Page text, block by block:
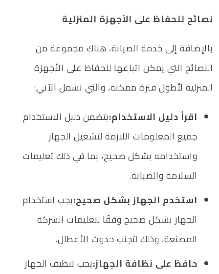
نصائح للحفاظ على الأجهزة المنزلية
بالإضافة إلى خدمة الصيانة، هناك مجموعة من
النصائح التي يمكن اتباعها للحفاظ على الأجهزة
المنزلية لأطول فترة ممكنة، والتي تشمل الآتي:
اقرأ دليل الاستخدام:يتضمن دليل الاستخدام
جميع المعلومات اللازمة لتشغيل الجهاز
واستخدامه بشكل صحيح، بما في ذلك تعليمات
السلامة والصيانة.
استخدم الجهاز بشكل صحيح:يجب استخدام
الجهاز بشكل صحيح وفقًا لتعليمات الشركة
المصنعة، وذلك لتجنب حدوث الأعطال.
حافظ على نظافة الجهاز:يجب تنظيف الجهاز